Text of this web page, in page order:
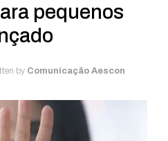
pequenos
by Comunicação Aescon